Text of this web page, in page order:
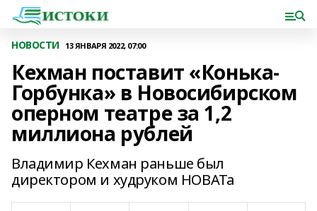
НОВОСТИ 13 ЯНВАРЯ 2022, 07:00
Кехман поставит «Конька-
Горбунка» в Новосибирском
оперном театре за 1,2
миллиона рублей
Владимир Кехман раньше был
директором и худруком НОВАТа